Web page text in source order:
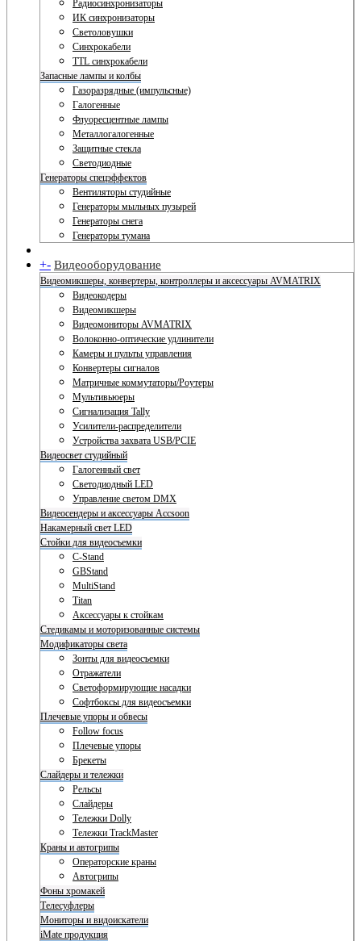
Радиосинхронизаторы
ИК синхронизаторы
Светоловушки
Синхрокабели
TTL синхрокабели
Запасные лампы и колбы
Газоразрядные (импульсные)
Галогенные
Флуоресцентные лампы
Металлогалогенные
Защитные стекла
Светодиодные
Генераторы спецэффектов
Вентиляторы студийные
Генераторы мыльных пузырей
Генераторы снега
Генераторы тумана
+- Видеооборудование
Видеомикшеры, конвертеры, контроллеры и аксессуары AVMATRIX
Видеокодеры
Видеомикшеры
Видеомониторы AVMATRIX
Волоконно-оптические удлинители
Камеры и пульты управления
Конвертеры сигналов
Матричные коммутаторы/Роутеры
Мультивьюеры
Сигнализация Tally
Усилители-распределители
Устройства захвата USB/PCIE
Видеосвет студийный
Галогенный свет
Светодиодный LED
Управление светом DMX
Видеосендеры и аксессуары Accsoon
Накамерный свет LED
Стойки для видеосъемки
C-Stand
GBStand
MultiStand
Titan
Аксессуары к стойкам
Стедикамы и моторизованные системы
Модификаторы света
Зонты для видеосъемки
Отражатели
Светоформирующие насадки
Софтбоксы для видеосъемки
Плечевые упоры и обвесы
Follow focus
Плечевые упоры
Брекеты
Слайдеры и тележки
Рельсы
Слайдеры
Тележки Dolly
Тележки TrackMaster
Краны и автогрипы
Операторские краны
Автогрипы
Фоны хромакей
Телесуфлеры
Мониторы и видоискатели
iMate продукция